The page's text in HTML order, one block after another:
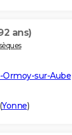
ans)
Ormoy-sur-Aube
(Yonne)